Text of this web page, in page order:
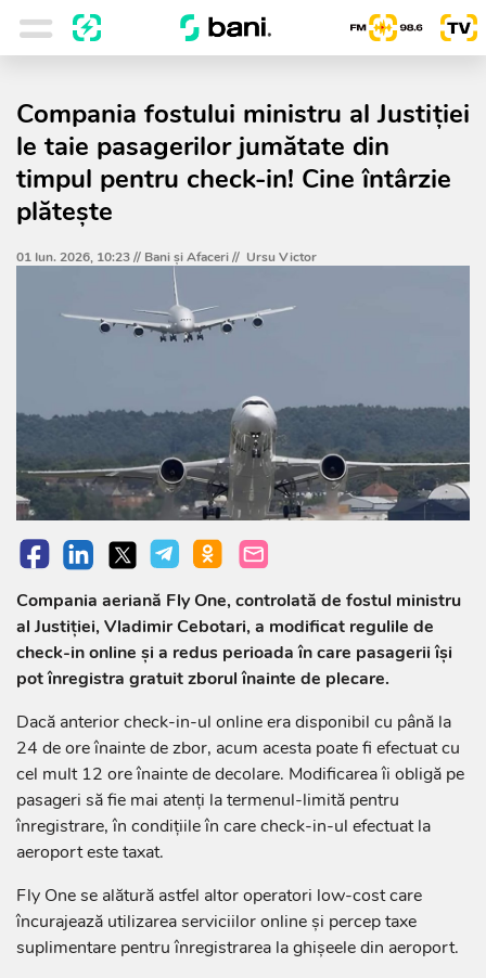
Compania fostului ministru al Justiției
le taie pasagerilor jumătate din
timpul pentru check-in! Cine întârzie
plătește
01 Iun. 2026, 10:23 // Bani și Afaceri// Ursu Victor
Compania aeriană Fly One, controlată de fostul ministru
al Justiției, Vladimir Cebotari, a modificat regulile de
check-in online și a redus perioada în care pasagerii își
pot înregistra gratuit zborul înainte de plecare.
Dacă anterior check-in-ul online era disponibil cu până la
24 de ore înainte de zbor, acum acesta poate fi efectuat cu
cel mult 12 ore înainte de decolare. Modificarea îi obligă pe
pasageri să fie mai atenți la termenul-limită pentru
înregistrare, în condițiile în care check-in-ul efectuat la
aeroport este taxat.
Fly One se alătură astfel altor operatori low-cost care
încurajează utilizarea serviciilor online și percep taxe
suplimentare pentru înregistrarea la ghișeele din aeroport.